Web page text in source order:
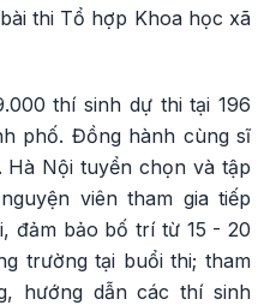
thi Tổ hợp Khoa học xã
thí sinh dự thi tại 196
phố. Đồng hành cùng sĩ
Nội tuyển chọn và tập
viên tham gia tiếp
đảm bảo bố trí từ 15 - 20
trường tại buổi thi; tham
hướng dẫn các thí sinh